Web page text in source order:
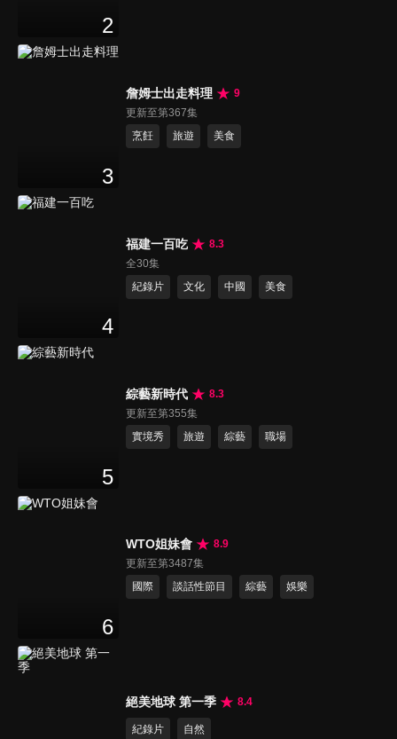
2
3
詹姆士出走料理
9
更新至第367集
烹飪
旅遊 美食
4
福建一百吃
8.3
全30集
紀錄片
文化 中國 美食
5
綜藝新時代
8.3
更新至第355集
實境秀
旅遊 綜藝 職場
6
WTO姐妹會
8.9
更新至第3487集
國際
談話性節目 綜藝 娛樂
絕美地球 第一季 8.4
紀錄片 自然